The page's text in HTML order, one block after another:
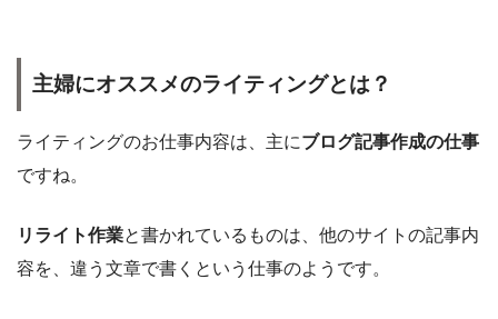
主婦にオススメのライティングとは？
ライティングのお仕事内容は、主にブログ記事作成の仕事
ですね。
リライト作業と書かれているものは、他のサイトの記事内
容を、違う文章で書くという仕事のようです。